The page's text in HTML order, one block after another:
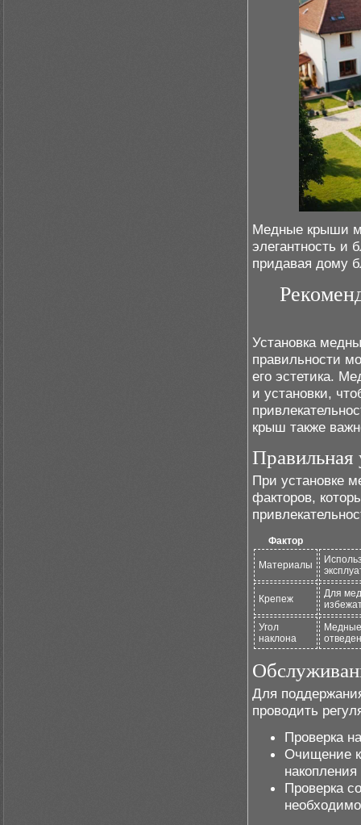
Медные крыши
элегантность и
придавая дому
Установка
правильности
его эстетика.
и установки,
крыш также
При установке
факторов,
Фактор
Материалы
Крепеж
Для
Угол
наклона
Медные
Для
проводить
Проверка
Очищение
накопления
Проверка